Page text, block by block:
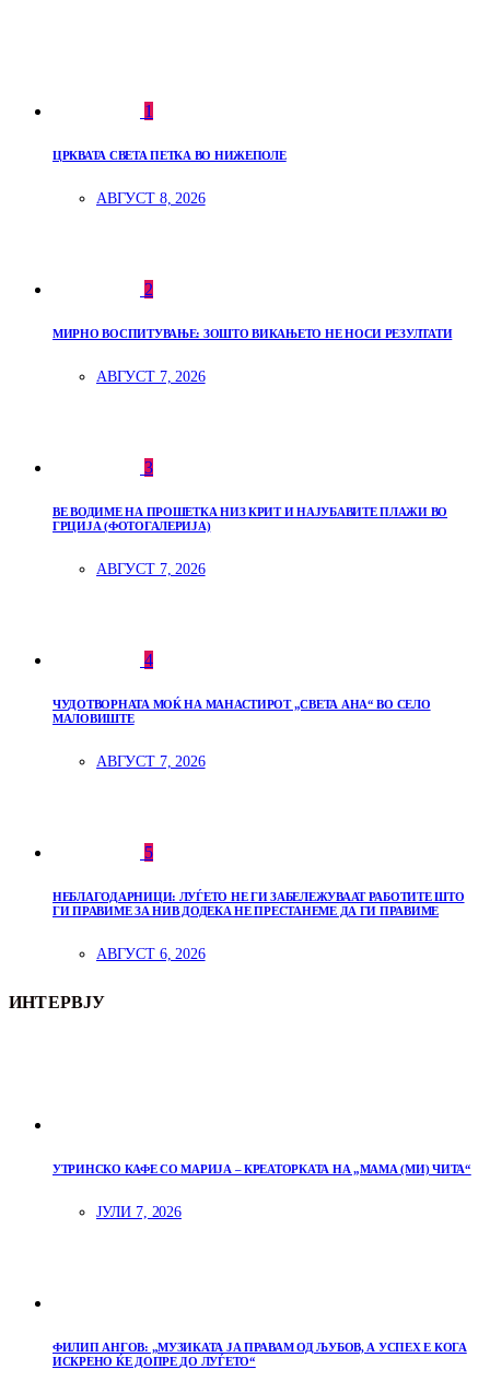
1
ЦРКВАТА СВЕТА ПЕТКА ВО НИЖЕПОЛЕ
АВГУСТ 8, 2026
2
МИРНО ВОСПИТУВАЊЕ: ЗОШТО ВИКАЊЕТО НЕ НОСИ РЕЗУЛТАТИ
АВГУСТ 7, 2026
3
ВЕ ВОДИМЕ НА ПРОШЕТКА НИЗ КРИТ И НАЈУБАВИТЕ ПЛАЖИ ВО
ГРЦИЈА (ФОТОГАЛЕРИЈА)
АВГУСТ 7, 2026
4
ЧУДОТВОРНАТА МОЌ НА МАНАСТИРОТ „СВЕТА АНА“ ВО СЕЛО
МАЛОВИШТЕ
АВГУСТ 7, 2026
5
НЕБЛАГОДАРНИЦИ: ЛУЃЕТО НЕ ГИ ЗАБЕЛЕЖУВААТ РАБОТИТЕ ШТО
ГИ ПРАВИМЕ ЗА НИВ ДОДЕКА НЕ ПРЕСТАНЕМЕ ДА ГИ ПРАВИМЕ
АВГУСТ 6, 2026
ИНТЕРВЈУ
УТРИНСКО КАФЕ СО МАРИЈА – КРЕАТОРКАТА НА „МАМА (МИ) ЧИТА“
ЈУЛИ 7, 2026
ФИЛИП АНГОВ: „МУЗИКАТА ЈА ПРАВАМ ОД ЉУБОВ, А УСПЕХ Е КОГА
ИСКРЕНО ЌЕ ДОПРЕ ДО ЛУЃЕТО“